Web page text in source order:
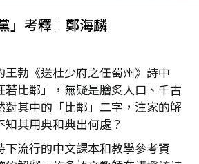
」考釋│鄭海麟
王勃《送杜少府之任蜀州》詩中
若比鄰」，無疑是膾炙人口、千古
對其中的「比鄰」二字，注家的解
其用典和典出何處？
下流行的中文課本和教學參考資